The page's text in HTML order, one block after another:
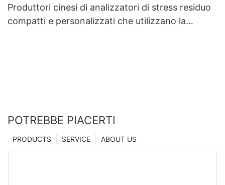
Produttori cinesi di analizzatori di stress residuo
compatti e personalizzati che utilizzano la
POTREBBE PIACERTI
ABOUT US
SERVICE
PRODUCTS